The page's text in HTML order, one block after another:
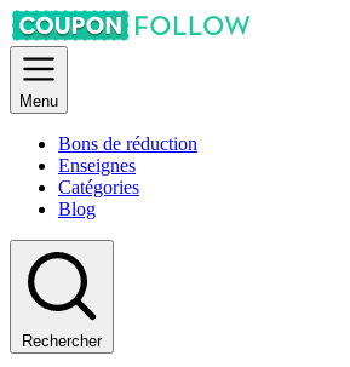
Menu
Bons de réduction
Enseignes
Catégories
Blog
Rechercher